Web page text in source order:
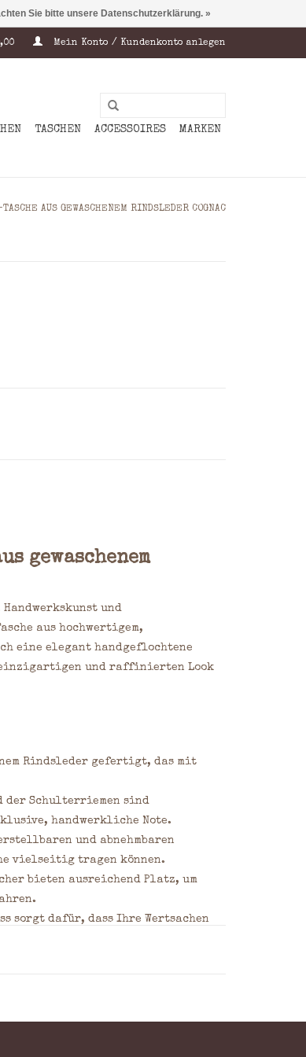
Mein Konto / Kundenkonto anlegen
TASCHEN ACCESSOIRES MARKEN
AUS GEWASCHENEM RINDSLEDER COGNAC
gewaschenem
und
aus hochwertigem,
eine elegant handgeflochtene
und raffinierten Look
Rindsleder gefertigt, das mit
Schulterriemen sind
handwerkliche Note.
und abnehmbaren
vielseitig tragen können.
bieten ausreichend Platz, um
sorgt dafür, dass Ihre Wertsachen
Sie bitte unsere Datenschutzerklärung. »